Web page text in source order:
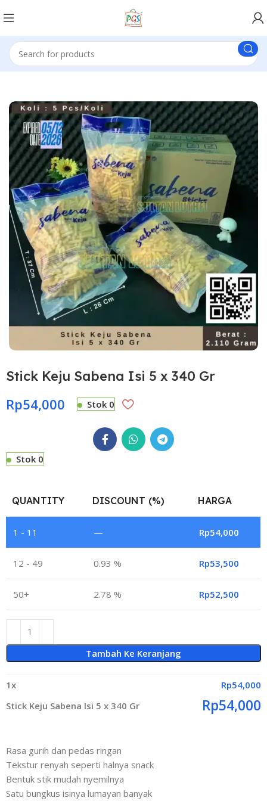
Stick Keju Sabena Isi 5 x 340 Gr
Rp54,000 Stok 0
Stok 0
QUANTITY DISCOUNT (%) HARGA
1 - 11 — Rp54,000
12 - 49 0.93 % Rp53,500
50+ 2.78 % Rp52,500
Tambah Ke Keranjang
1x Rp54,000
Stick Keju Sabena Isi 5 x 340 Gr
Rp54,000
Rasa gurih dan pedas ringan
Tekstur renyah seperti halnya snack
Bentuk stik mudah nyemilnya
Satu bungkus isinya lumayan banyak